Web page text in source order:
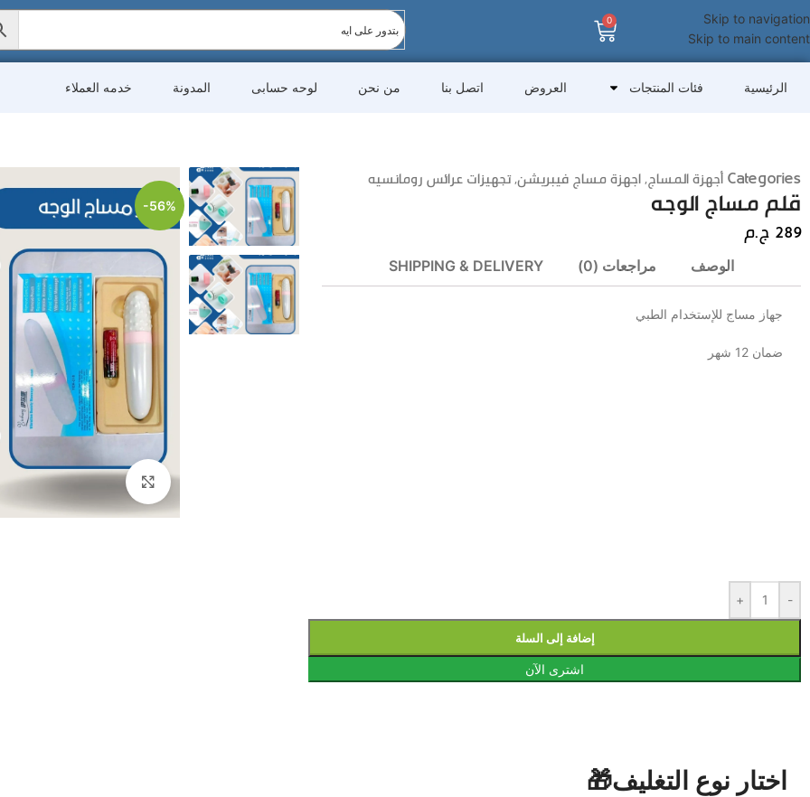
Skip to navigation
Skip to main content
0
الرئيسية فئات المنتجات العروض اتصل بنا من نحن لوحه حسابى المدونة خدمه العملاء
Categoriesأجهزة المساج,اجهزة مساج فيبريشن,تجهيزات عرائس رومانسيه
قلم مساج الوجه
289ج.م
الوصف مراجعات (0) SHIPPING & DELIVERY
جهاز مساج للإستخدام الطبي
ضمان 12 شهر
-56%
Click to enlarge
-
+
إضافة إلى السلة
اشترى الآن
اختار نوع التغليف🎁